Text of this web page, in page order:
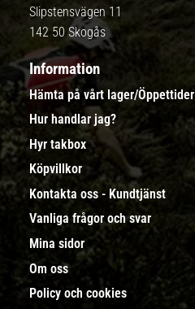
Slipstensvägen 11
142 50 Skogås
Information
Hämta på vårt lager/Öppettider
Hur handlar jag?
Hyr takbox
Köpvillkor
Kontakta oss - Kundtjänst
Vanliga frågor och svar
Mina sidor
Om oss
Policy och cookies